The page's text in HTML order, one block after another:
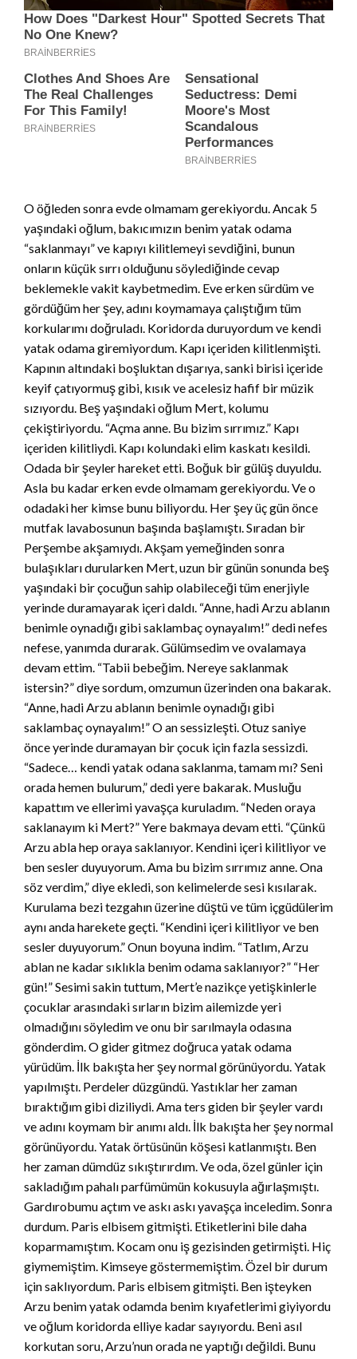
O öğleden sonra evde olmamam gerekiyordu. Ancak 5
yaşındaki oğlum, bakıcımızın benim yatak odama
“saklanmayı” ve kapıyı kilitlemeyi sevdiğini, bunun
onların küçük sırrı olduğunu söylediğinde cevap
beklemekle vakit kaybetmedim. Eve erken sürdüm ve
gördüğüm her şey, adını koymamaya çalıştığım tüm
korkularımı doğruladı. Koridorda duruyordum ve kendi
yatak odama giremiyordum. Kapı içeriden kilitlenmişti.
Kapının altındaki boşluktan dışarıya, sanki birisi içeride
keyif çatıyormuş gibi, kısık ve acelesiz hafif bir müzik
sızıyordu. Beş yaşındaki oğlum Mert, kolumu
çekiştiriyordu. “Açma anne. Bu bizim sırrımız.” Kapı
içeriden kilitliydi. Kapı kolundaki elim kaskatı kesildi.
Odada bir şeyler hareket etti. Boğuk bir gülüş duyuldu.
Asla bu kadar erken evde olmamam gerekiyordu. Ve o
odadaki her kimse bunu biliyordu. Her şey üç gün önce
mutfak lavabosunun başında başlamıştı. Sıradan bir
Perşembe akşamıydı. Akşam yemeğinden sonra
bulaşıkları durularken Mert, uzun bir günün sonunda beş
yaşındaki bir çocuğun sahip olabileceği tüm enerjiyle
yerinde duramayarak içeri daldı. “Anne, hadi Arzu ablanın
benimle oynadığı gibi saklambaç oynayalım!” dedi nefes
nefese, yanımda durarak. Gülümsedim ve ovalamaya
devam ettim. “Tabii bebeğim. Nereye saklanmak
istersin?” diye sordum, omzumun üzerinden ona bakarak.
“Anne, hadi Arzu ablanın benimle oynadığı gibi
saklambaç oynayalım!” O an sessizleşti. Otuz saniye
önce yerinde duramayan bir çocuk için fazla sessizdi.
“Sadece… kendi yatak odana saklanma, tamam mı? Seni
orada hemen bulurum,” dedi yere bakarak. Musluğu
kapattım ve ellerimi yavaşça kuruladım. “Neden oraya
saklanayım ki Mert?” Yere bakmaya devam etti. “Çünkü
Arzu abla hep oraya saklanıyor. Kendini içeri kilitliyor ve
ben sesler duyuyorum. Ama bu bizim sırrımız anne. Ona
söz verdim,” diye ekledi, son kelimelerde sesi kısılarak.
Kurulama bezi tezgahın üzerine düştü ve tüm içgüdülerim
aynı anda harekete geçti. “Kendini içeri kilitliyor ve ben
sesler duyuyorum.” Onun boyuna indim. “Tatlım, Arzu
ablan ne kadar sıklıkla benim odama saklanıyor?” “Her
gün!” Sesimi sakin tuttum, Mert’e nazikçe yetişkinlerle
çocuklar arasındaki sırların bizim ailemizde yeri
olmadığını söyledim ve onu bir sarılmayla odasına
gönderdim. O gider gitmez doğruca yatak odama
yürüdüm. İlk bakışta her şey normal görünüyordu. Yatak
yapılmıştı. Perdeler düzgündü. Yastıklar her zaman
bıraktığım gibi diziliydi. Ama ters giden bir şeyler vardı
ve adını koymam bir anımı aldı. İlk bakışta her şey normal
görünüyordu. Yatak örtüsünün köşesi katlanmıştı. Ben
her zaman dümdüz sıkıştırırdım. Ve oda, özel günler için
sakladığım pahalı parfümümün kokusuyla ağırlaşmıştı.
Gardırobumu açtım ve askı askı yavaşça inceledim. Sonra
durdum. Paris elbisem gitmişti. Etiketlerini bile daha
koparmamıştım. Kocam onu iş gezisinden getirmişti. Hiç
giymemiştim. Kimseye göstermemiştim. Özel bir durum
için saklıyordum. Paris elbisem gitmişti. Ben işteyken
Arzu benim yatak odamda benim kıyafetlerimi giyiyordu
ve oğlum koridorda elliye kadar sayıyordu. Beni asıl
korkutan soru, Arzu’nun orada ne yaptığı değildi. Bunu